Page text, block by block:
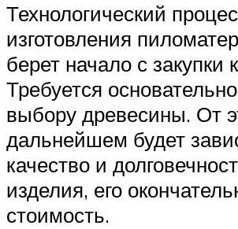
Технологический
изготовления
берет начало с закупки
Требуется
выбору древесины. От
дальнейшем будет
качество и
изделия, его
стоимость.